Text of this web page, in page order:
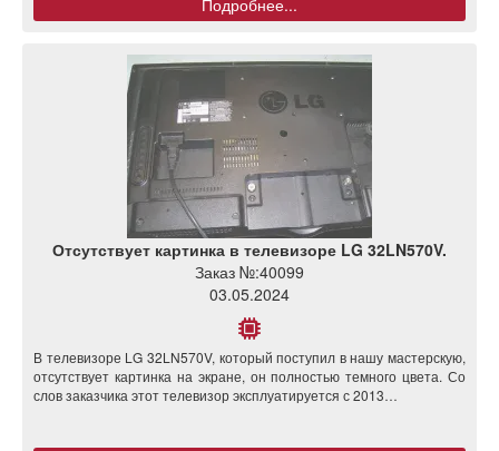
Отсутствует картинка в телевизоре LG 32LN570V.
Заказ №:40099
03.05.2024
В телевизоре LG 32LN570V, который поступил в нашу мастерскую,
отсутствует картинка на экране, он полностью темного цвета. Со
слов заказчика этот телевизор эксплуатируется с 2013…